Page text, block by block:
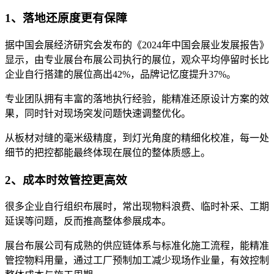
1、落地还原度更有保障
据中国会展经济研究会发布的《2024年中国会展业发展报告》
显示，由专业展台布展公司执行的展位，观众平均停留时长比
企业自行搭建的展位高出42%，品牌记忆度提升37%。
专业团队拥有丰富的落地执行经验，能精准还原设计方案的效
果，同时针对现场突发问题快速调整优化。
从板材对缝的毫米级精度，到灯光角度的精细化校准，每一处
细节的把控都能最终体现在展位的整体质感上。
2、成本时效管控更高效
很多企业自行组织布展时，常出现物料浪费、临时补采、工期
延误等问题，反而推高整体参展成本。
展台布展公司有成熟的供应链体系与标准化施工流程，能精准
管控物料用量，通过工厂预制加工减少现场作业量，有效控制